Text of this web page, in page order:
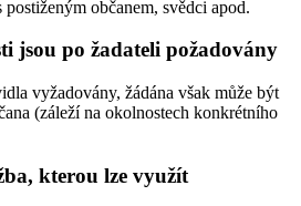
občanem, svědci apod.
jsou po žadateli požadovány
vyžadovány, žádána však může být
(záleží na okolnostech konkrétního
kterou lze využít